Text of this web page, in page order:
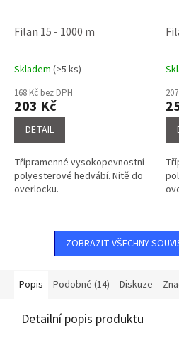
Filan 15 - 1000 m
Průměrné
hodnocení
produktu
je
4,6
hvězdiček.
Skladem (>5 ks)
168 Kč bez DPH
203 Kč
DETAIL
Třípramenné vysokopevnostní
polyesterové hedvábí. Nitě do
overlocku.
je
4,5
ZOBRAZIT VŠECHNY
Popis Podobné (14) Diskuze
Detailní popis produktu